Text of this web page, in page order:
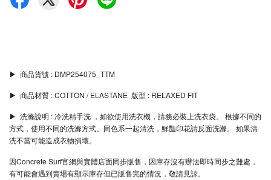
▶︎ 商品貨號 : DMP254075_TTM
▶︎ 商品材質 : COTTON / ELASTANE 版型 : RELAXED FIT
▶︎ 洗滌說明 : 冷洗精手洗 ，如欲使用洗衣機，請務必裝上洗衣袋。 根據不同的
方式，使用不同的洗滌方式。同色系一起清洗，鮮豔印花請反面洗滌。 如果清
洗不當可能造成衣物損壞。
因Concrete Surf官網與實體店面同步販售，因庫存沒有辦法即時同步之難處，
有可能會遇到賣場有顯示庫存但已販售完的情況，敬請見諒。